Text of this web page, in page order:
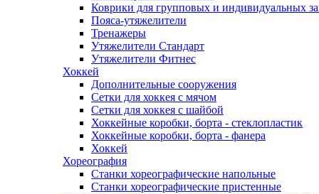
Коврики для групповых и индивидуальных
Пояса-утяжелители
Тренажеры
Утяжелители Стандарт
Утяжелители Фитнес
Хоккей
Дополнительные сооружения
Сетки для хоккея с мячом
Сетки для хоккея с шайбой
Хоккейные коробки, борта - стеклопластик
Хоккейные коробки, борта - фанера
Хоккей
Хореография
Станки хореографические напольные
Станки хореографические пристенные